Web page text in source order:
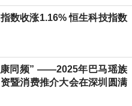
数收涨1.16% 恒生科技指数
康同频” ——2025年巴马瑶族
暨消费推介大会在深圳圆满